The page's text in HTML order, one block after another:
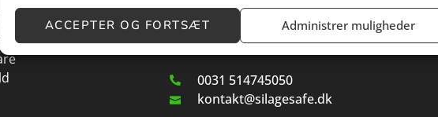
Matche og kombinere data fra andre datakilder, Tilknytte forskellige enheder,
Identificere enheder baseret på oplysninger, der sendes automatisk.
Sikre sikkerhed, forebygge og påvise svig, samt rette fejl, Levere
og præsentere annoncering og indhold, Gem og kommunikér
ACCEPTER OG FORTSÆT Administrer muligheder
Huningspaed 4a
8567 LL Oudemirdum
0031 514745050
kontakt@silagesafe.dk